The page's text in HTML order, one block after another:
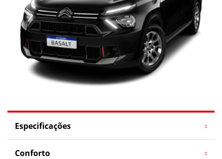
Especificações
Conforto